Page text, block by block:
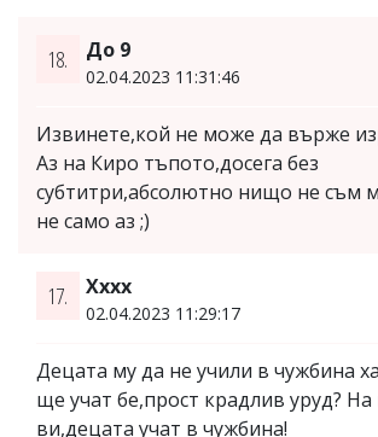
18. До 9
02.04.2023 11:31:46
Извинете,кой не може да върже
Аз на Киро тъпото,досега без
субтитри,абсолютно нищо не съм
не само аз ;)
17. Xxxx
02.04.2023 11:29:17
Децата му да не учили в чужбина
ще учат бе,прост крадлив уруд? На
ви,децата учат в чужбина!